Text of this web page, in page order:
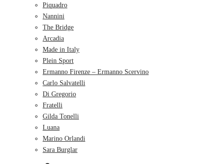
Piquadro
Nannini
The Bridge
Arcadia
Made in Italy
Plein Sport
Ermanno Firenze – Ermanno Scervino
Carlo Salvatelli
Di Gregorio
Fratelli
Gilda Tonelli
Luana
Marino Orlandi
Sara Burglar